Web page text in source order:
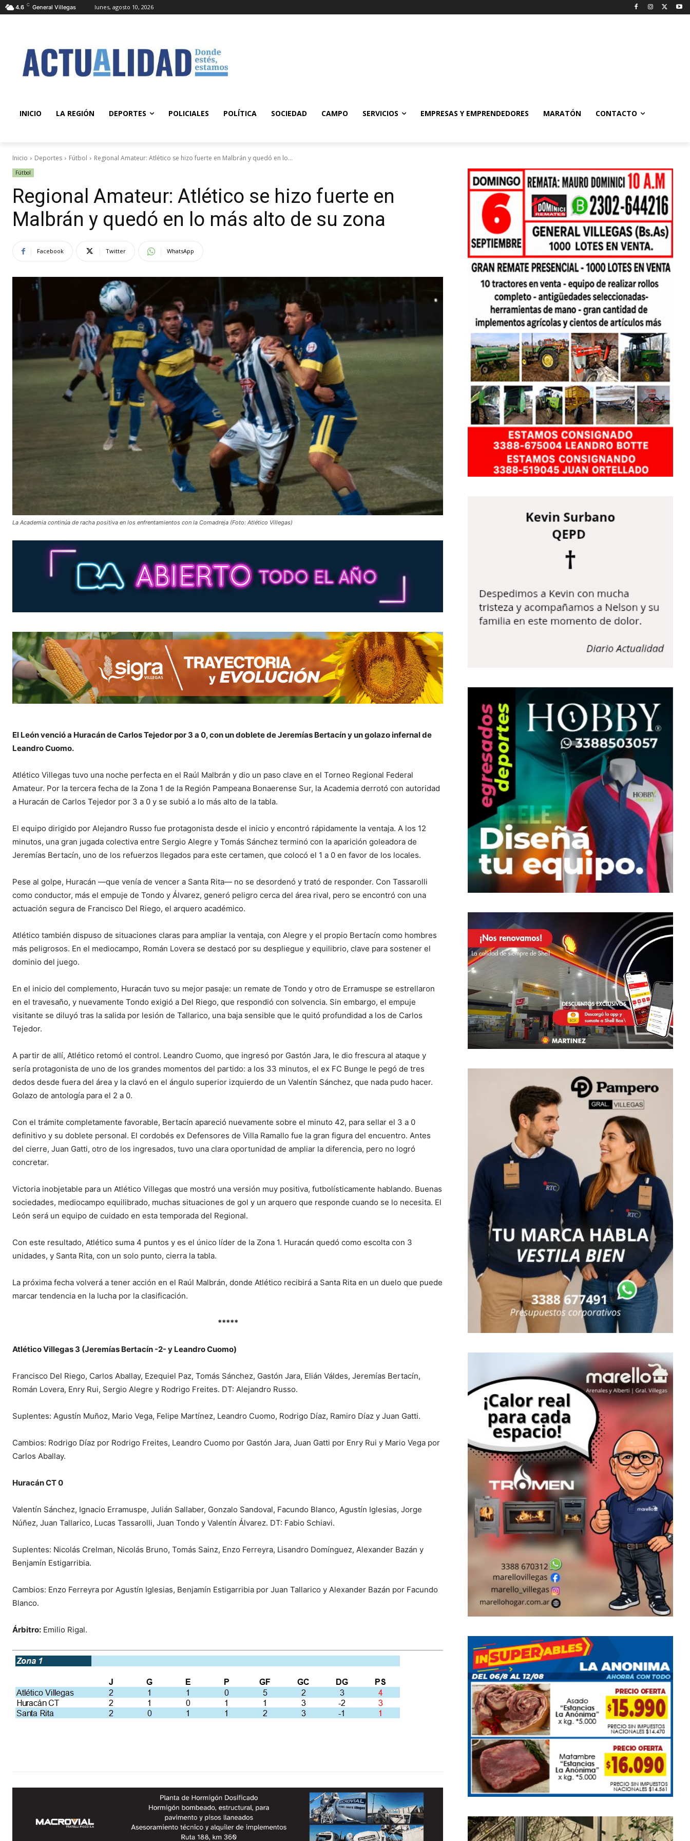
4.6 C General Villegas lunes, agosto 10, 2026
INICIO LA REGIÓN DEPORTES POLICIALES POLÍTICA SOCIEDAD CAMPO SERVICIOS EMPRESAS Y EMPRENDEDORES MARATÓN CONTACTO
Inicio Deportes Fútbol Regional Amateur: Atlético se hizo fuerte en Malbrán y quedó en lo...
Fútbol
Regional Amateur: Atlético se hizo fuerte en
Malbrán y quedó en lo más alto de su zona
Facebook Twitter WhatsApp
La Academia continúa de racha positiva en los enfrentamientos con la Comadreja (Foto: Atlético Villegas)
El León venció a Huracán de Carlos Tejedor por 3 a 0, con un doblete de Jeremías Bertacín y un golazo infernal de
Leandro Cuomo.
Atlético Villegas tuvo una noche perfecta en el Raúl Malbrán y dio un paso clave en el Torneo Regional Federal
Amateur. Por la tercera fecha de la Zona 1 de la Región Pampeana Bonaerense Sur, la Academia derrotó con autoridad
a Huracán de Carlos Tejedor por 3 a 0 y se subió a lo más alto de la tabla.
El equipo dirigido por Alejandro Russo fue protagonista desde el inicio y encontró rápidamente la ventaja. A los 12
minutos, una gran jugada colectiva entre Sergio Alegre y Tomás Sánchez terminó con la aparición goleadora de
Jeremías Bertacín, uno de los refuerzos llegados para este certamen, que colocó el 1 a 0 en favor de los locales.
Pese al golpe, Huracán —que venía de vencer a Santa Rita— no se desordenó y trató de responder. Con Tassarolli
como conductor, más el empuje de Tondo y Álvarez, generó peligro cerca del área rival, pero se encontró con una
actuación segura de Francisco Del Riego, el arquero académico.
Atlético también dispuso de situaciones claras para ampliar la ventaja, con Alegre y el propio Bertacín como hombres
más peligrosos. En el mediocampo, Román Lovera se destacó por su despliegue y equilibrio, clave para sostener el
dominio del juego.
En el inicio del complemento, Huracán tuvo su mejor pasaje: un remate de Tondo y otro de Erramuspe se estrellaron
en el travesaño, y nuevamente Tondo exigió a Del Riego, que respondió con solvencia. Sin embargo, el empuje
visitante se diluyó tras la salida por lesión de Tallarico, una baja sensible que le quitó profundidad a los de Carlos
Tejedor.
A partir de allí, Atlético retomó el control. Leandro Cuomo, que ingresó por Gastón Jara, le dio frescura al ataque y
sería protagonista de uno de los grandes momentos del partido: a los 33 minutos, el ex FC Bunge le pegó de tres
dedos desde fuera del área y la clavó en el ángulo superior izquierdo de un Valentín Sánchez, que nada pudo hacer.
Golazo de antología para el 2 a 0.
Con el trámite completamente favorable, Bertacín apareció nuevamente sobre el minuto 42, para sellar el 3 a 0
definitivo y su doblete personal. El cordobés ex Defensores de Villa Ramallo fue la gran figura del encuentro. Antes
del cierre, Juan Gatti, otro de los ingresados, tuvo una clara oportunidad de ampliar la diferencia, pero no logró
concretar.
Victoria inobjetable para un Atlético Villegas que mostró una versión muy positiva, futbolísticamente hablando. Buenas
sociedades, mediocampo equilibrado, muchas situaciones de gol y un arquero que responde cuando se lo necesita. El
León será un equipo de cuidado en esta temporada del Regional.
Con este resultado, Atlético suma 4 puntos y es el único líder de la Zona 1. Huracán quedó como escolta con 3
unidades, y Santa Rita, con un solo punto, cierra la tabla.
La próxima fecha volverá a tener acción en el Raúl Malbrán, donde Atlético recibirá a Santa Rita en un duelo que puede
marcar tendencia en la lucha por la clasificación.
*****
Atlético Villegas 3 (Jeremías Bertacín -2- y Leandro Cuomo)
Francisco Del Riego, Carlos Aballay, Ezequiel Paz, Tomás Sánchez, Gastón Jara, Elián Váldes, Jeremías Bertacín,
Román Lovera, Enry Rui, Sergio Alegre y Rodrigo Freites. DT: Alejandro Russo.
Suplentes: Agustín Muñoz, Mario Vega, Felipe Martínez, Leandro Cuomo, Rodrigo Díaz, Ramiro Díaz y Juan Gatti.
Cambios: Rodrigo Díaz por Rodrigo Freites, Leandro Cuomo por Gastón Jara, Juan Gatti por Enry Rui y Mario Vega por
Carlos Aballay.
Huracán CT 0
Valentín Sánchez, Ignacio Erramuspe, Julián Sallaber, Gonzalo Sandoval, Facundo Blanco, Agustín Iglesias, Jorge
Núñez, Juan Tallarico, Lucas Tassarolli, Juan Tondo y Valentín Álvarez. DT: Fabio Schiavi.
Suplentes: Nicolás Crelman, Nicolás Bruno, Tomás Sainz, Enzo Ferreyra, Lisandro Domínguez, Alexander Bazán y
Benjamín Estigarribia.
Cambios: Enzo Ferreyra por Agustín Iglesias, Benjamín Estigarribia por Juan Tallarico y Alexander Bazán por Facundo
Blanco.
Árbitro: Emilio Rigal.